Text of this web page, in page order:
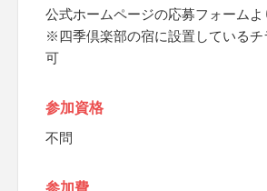
公式ホームページの応募フォームよ
※四季倶楽部の宿に設置しているチ
可
参加資格
不問
参加費